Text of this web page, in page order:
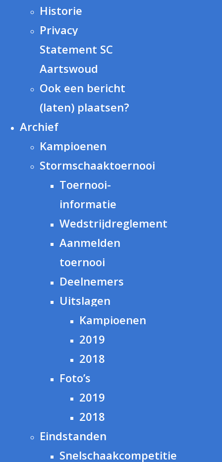
Historie
Privacy
Statement SC
Aartswoud
Ook een bericht
(laten) plaatsen?
Archief
Kampioenen
Stormschaaktoernooi
Toernooi-
informatie
Wedstrijdreglement
Aanmelden
toernooi
Deelnemers
Uitslagen
Kampioenen
2019
2018
Foto’s
2019
2018
Eindstanden
Snelschaakcompetitie